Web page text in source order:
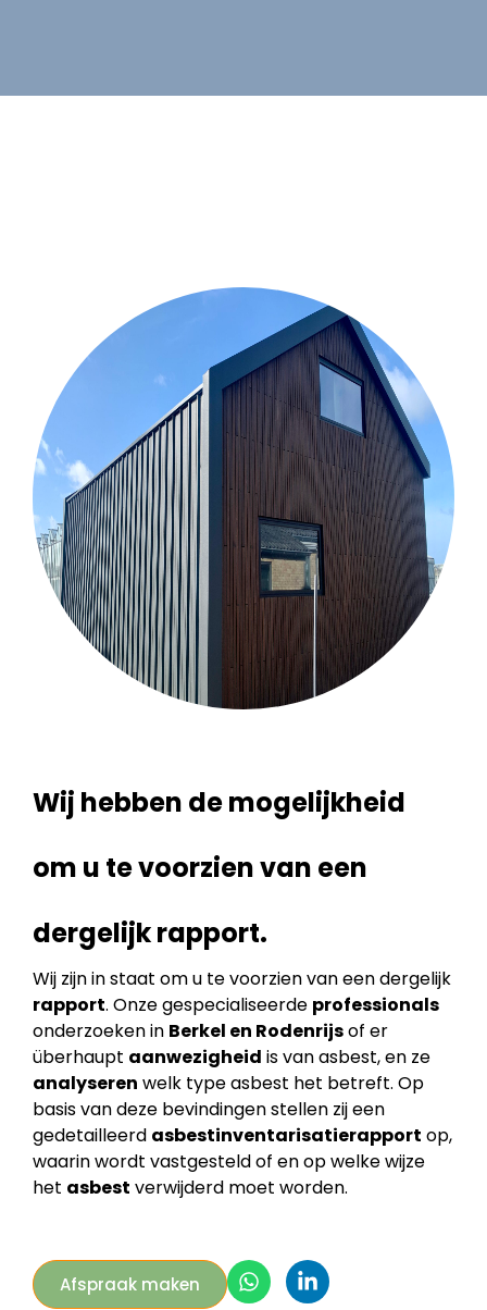
Wij hebben de mogelijkheid
om u te voorzien van een
dergelijk rapport.
Wij zijn in staat om u te voorzien van een dergelijk
rapport. Onze gespecialiseerde professionals
onderzoeken in Berkel en Rodenrijsof er
überhaupt aanwezigheid is van asbest, en ze
analyseren welk type asbest het betreft. Op
basis van deze bevindingen stellen zij een
gedetailleerd asbestinventarisatierapport op,
waarin wordt vastgesteld of en op welke wijze
het asbest verwijderd moet worden.
Afspraak maken